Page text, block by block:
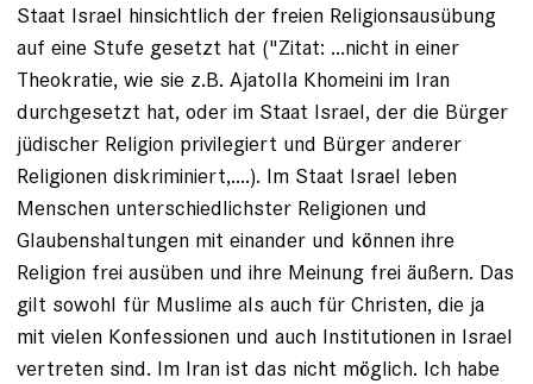
Staat Israel hinsichtlich der freien Religionsausübung
auf eine Stufe gesetzt hat ("Zitat: ...nicht in einer
Theokratie, wie sie z.B. Ajatolla Khomeini im Iran
durchgesetzt hat, oder im Staat Israel, der die Bürger
jüdischer Religion privilegiert und Bürger anderer
Religionen diskriminiert,....). Im Staat Israel leben
Menschen unterschiedlichster Religionen und
Glaubenshaltungen mit einander und können ihre
Religion frei ausüben und ihre Meinung frei äußern. Das
gilt sowohl für Muslime als auch für Christen, die ja
mit vielen Konfessionen und auch Institutionen in Israel
vertreten sind. Im Iran ist das nicht möglich. Ich habe